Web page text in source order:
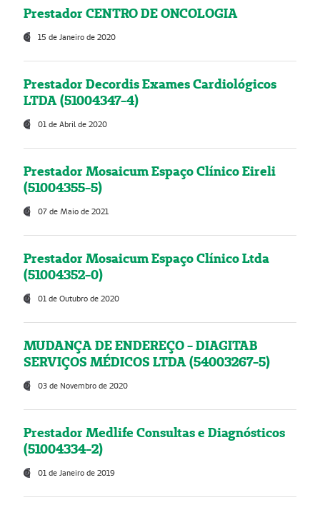
Prestador CENTRO DE ONCOLOGIA
15 de Janeiro de 2020
Prestador Decordis Exames Cardiológicos
LTDA (51004347-4)
01 de Abril de 2020
Prestador Mosaicum Espaço Clínico Eireli
(51004355-5)
07 de Maio de 2021
Prestador Mosaicum Espaço Clínico Ltda
(51004352-0)
01 de Outubro de 2020
MUDANÇA DE ENDEREÇO - DIAGITAB
SERVIÇOS MÉDICOS LTDA (54003267-5)
03 de Novembro de 2020
Prestador Medlife Consultas e Diagnósticos
(51004334-2)
01 de Janeiro de 2019